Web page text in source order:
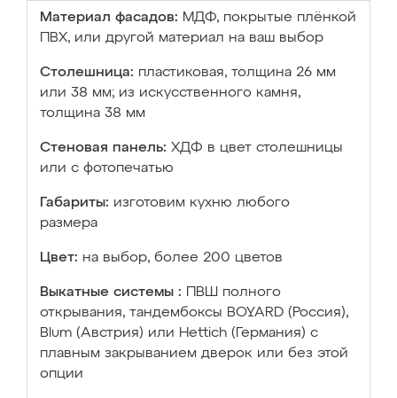
Материал фасадов: МДФ, покрытые плёнкой
ПВХ, или другой материал на ваш выбор
Столешница: пластиковая, толщина 26 мм
или 38 мм; из искусственного камня,
толщина 38 мм
Стеновая панель: ХДФ в цвет столешницы
или с фотопечатью
Габариты: изготовим кухню любого
размера
Цвет: на выбор, более 200 цветов
Выкатные системы :
ПВШ полного
открывания, тандембоксы BOYARD (Россия),
Blum (Австрия) или Hettich (Германия) с
плавным закрыванием дверок или без этой
опции